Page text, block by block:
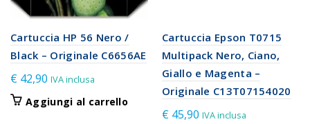
Cartuccia HP 56 Nero /
Black – Originale C6656AE
€ 42,90 IVA inclusa
Aggiungi al carrello
Cartuccia Epson T0715
Multipack Nero, Ciano,
Giallo e Magenta –
Originale C13T07154020
€ 45,90 IVA inclusa